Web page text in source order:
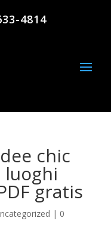
4814
chic
luoghi
gratis
| 0